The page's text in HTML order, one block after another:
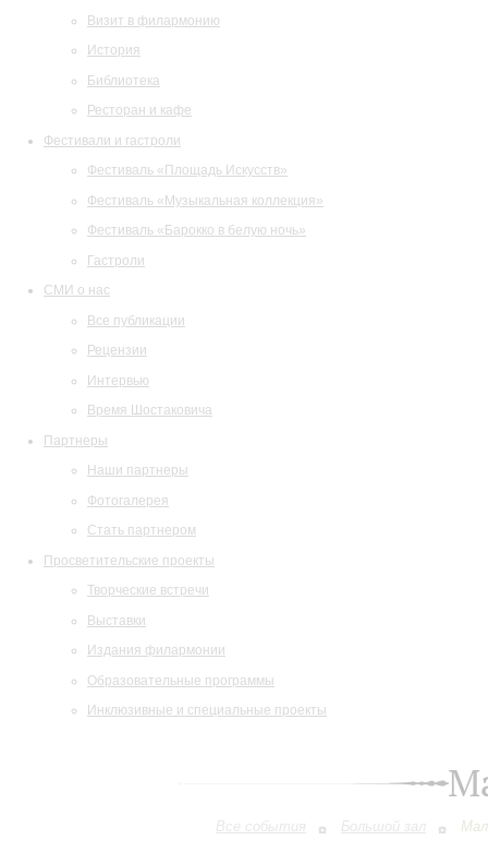
Визит в филармонию
История
Библиотека
Ресторан и кафе
Фестивали и гастроли
Фестиваль «Площадь Искусств»
Фестиваль «Музыкальная коллекция»
Фестиваль «Барокко в белую ночь»
Гастроли
СМИ о нас
Все публикации
Рецензии
Интервью
Время Шостаковича
Партнеры
Наши партнеры
Фотогалерея
Стать партнером
Просветительские проекты
Творческие встречи
Выставки
Издания филармонии
Образовательные программы
Инклюзивные и специальные проекты
Все события Большой зал